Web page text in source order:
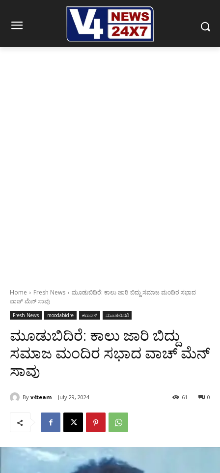
Home Fresh News
ಮೂಡುಬಿದಿರೆ: ಕಾಲು ಜಾರಿ ಬಿದ್ದು ಸಮಾಜ ಮಂದಿರ ಸಭಾದ
ವಾಚ್ ಮೆನ್ ಸಾವು
Fresh News moodabidre ಕರಾವಳಿ ಮೂಡಬಿದರೆ
ಮೂಡುಬಿದಿರೆ: ಕಾಲು ಜಾರಿ ಬಿದ್ದು
ಸಮಾಜ ಮಂದಿರ ಸಭಾದ ವಾಚ್ ಮೆನ್
ಸಾವು
By v4team July 29, 2024 0
61